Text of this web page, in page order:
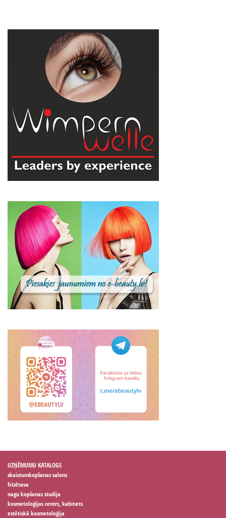
UZŅĒMUMU KATALOGS
skaistumkopšanas salons
frizētava
nagu kopšanas studija
kosmetoloģijas centrs, kabinets
estētiskā kosmetoloģija